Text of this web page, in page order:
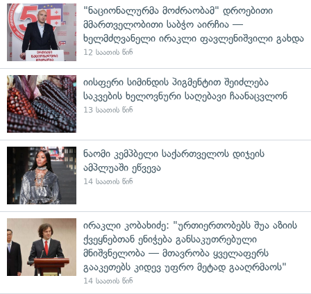
"ნაციონალურმა მოძრაობამ" დროებითი
მმართველობითი საბჭო აირჩია —
ხელმძღვანელი ირაკლი ფავლენიშვილი გახდა
12 საათის წინ
იისფერი სიმინდის პიგმენტით შეიძლება
საკვების ხელოვნური საღებავი ჩაანაცვლონ
13 საათის წინ
ნაომი კემპბელი საქართველოს დიჯეის
ამპლუაში ეწვევა
14 საათის წინ
ირაკლი კობახიძე: "ურთიერთობებს შუა აზიის
ქვეყნებთან ენიჭება განსაკუთრებული
მნიშვნელობა — მთავრობა ყველაფერს
გააკეთებს კიდევ უფრო მეტად გააღრმაოს"
14 საათის წინ